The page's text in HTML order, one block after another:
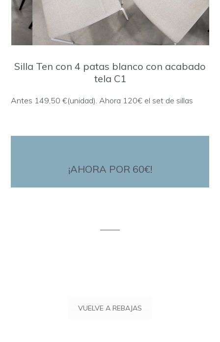
Silla Ten con 4 patas blanco con acabado
tela C1
Antes 149,50 €(unidad). Ahora 120€ el set de sillas
¡AHORA POR 60€!
VUELVE A REBAJAS